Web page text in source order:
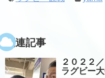
関連記事
２０２２
ラグビー